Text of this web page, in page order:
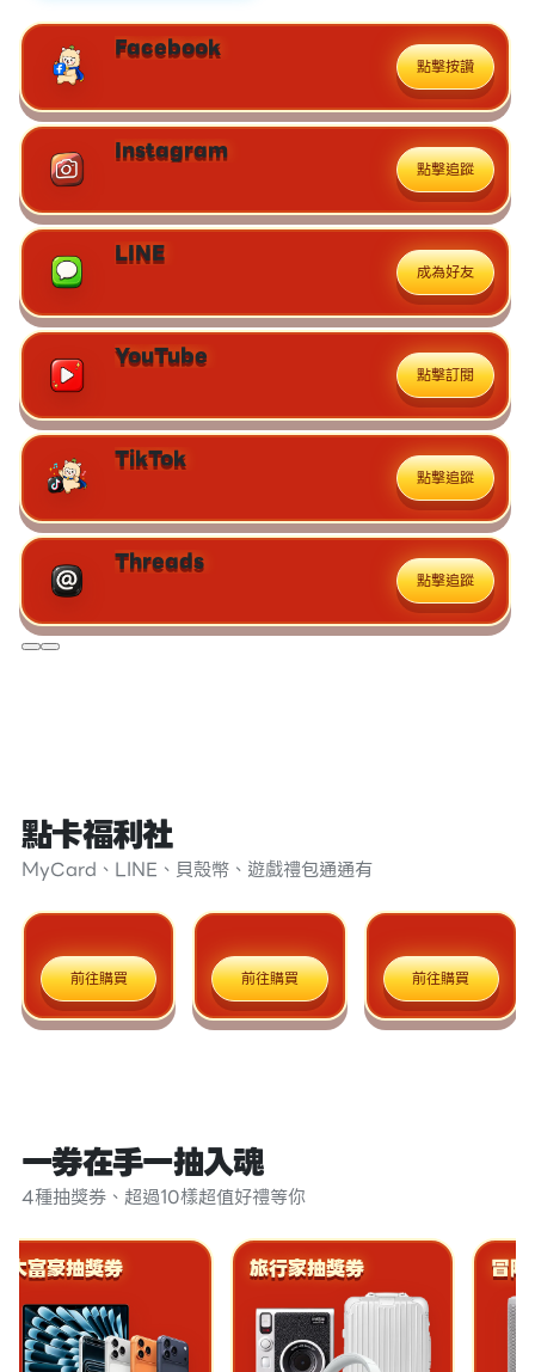
Facebook
點擊按讚
Instagram
點擊追蹤
LINE
成為好友
YouTube
點擊訂閱
TikTok
點擊追蹤
Threads
點擊追蹤
點卡福利社
MyCard、LINE、貝殼幣、遊戲禮包通通有
前往購買 前往購買 前往購買
一券在手一抽入魂
4種抽獎券、超過10樣超值好禮等你
大富豪抽獎券 旅行家抽獎券 冒險